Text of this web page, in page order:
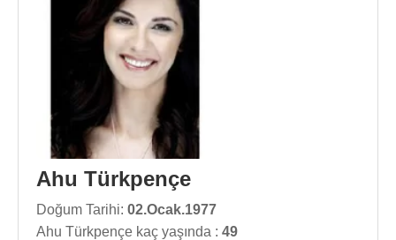
Ahu Türkpençe
Doğum Tarihi: 02.Ocak.1977
Ahu Türkpençe kaç yaşında : 49